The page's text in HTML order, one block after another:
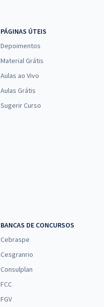
PÁGINAS ÚTEIS
Depoimentos
Material Grátis
Aulas ao Vivo
Aulas Grátis
Sugerir Curso
BANCAS DE CONCURSOS
Cebraspe
Cesgranrio
Consulplan
FCC
FGV